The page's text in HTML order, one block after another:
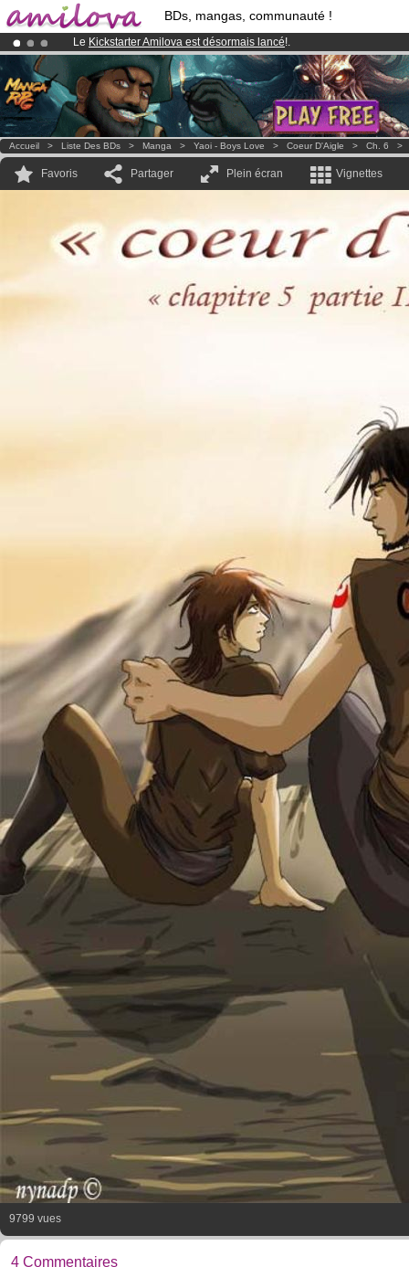
BDs, mangas, communauté !
Le Kickstarter Amilova est désormais lancé!.
Abonnement premium: à partir de3.95 eurospar mois !Clique ici
Déjà 100000membreset 1000BDs & Mangas!
Accueil > Liste Des BDs > Manga > Yaoi - Boys Love > Coeur D'Aigle > Ch. 6
Favoris Partager Plein écran Vignettes
9799 vues
4 Commentaires